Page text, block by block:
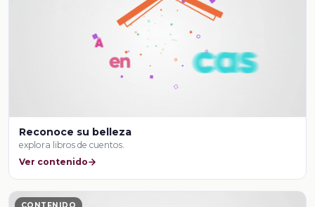
Reconoce su belleza
explora libros de cuentos.
Ver contenido
CONTENIDO